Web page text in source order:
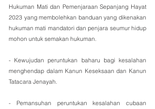
Hukuman Mati dan Pemenjaraan Sepanjang Hayat
2023 yang membolehkan banduan yang dikenakan
hukuman mati mandatori dan penjara seumur hidup
mohon untuk semakan hukuman.
- Kewujudan peruntukan baharu bagi kesalahan
menghendap dalam Kanun Keseksaan dan Kanun
Tatacara Jenayah.
- Pemansuhan peruntukan kesalahan cubaan